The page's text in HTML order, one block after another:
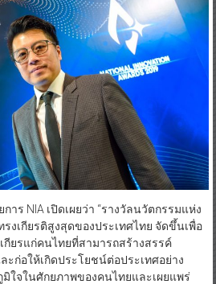
ร NIA เปิดเผยว่า “รางวัลนวัตกรรมแห่ง
งเกียรติสูงสุดของประเทศไทย จัดขึ้นเพื่อ
ยรแก่คนไทยที่สามารถสร้างสรรค์
ก่อให้เกิดประโยชน์ต่อประเทศอย่าง
มิใจในศักยภาพของคนไทยและเผยแพร่